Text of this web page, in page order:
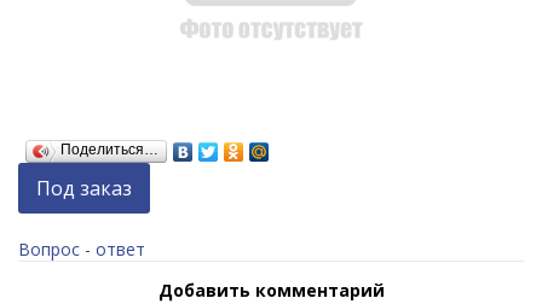
Поделиться…
Под заказ
Вопрос - ответ
Добавить комментарий